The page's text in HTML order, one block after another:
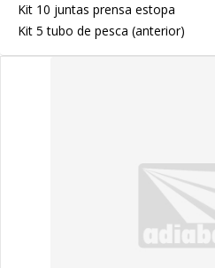
Kit 10 juntas prensa estopa
Kit 5 tubo de pesca (anterior)